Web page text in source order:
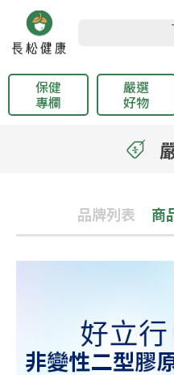
保健
專欄
嚴選
好物
品牌列表 商